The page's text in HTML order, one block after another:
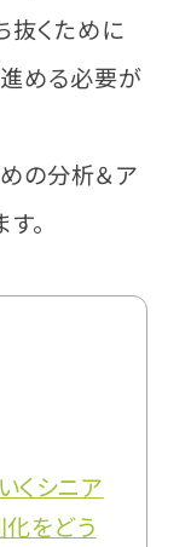
抜くために
める必要が
の分析＆ア
。
くシニア
化をどう